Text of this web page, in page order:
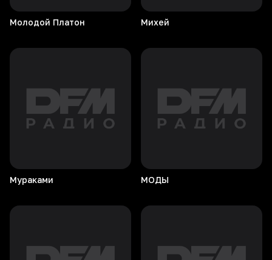
Молодой Платон Михей
Мураками МОДЫ